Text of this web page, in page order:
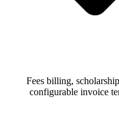
Fees billing,
configurable invoice